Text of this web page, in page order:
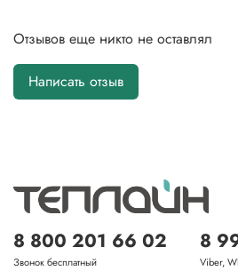
Отзывов еще никто не оставлял
Написать отзыв
8 800 201 66 02
Звонок бесплатный
8
Viber,